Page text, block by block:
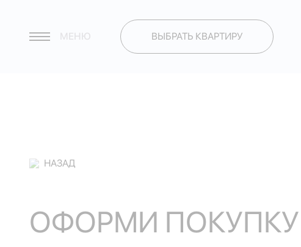
МЕНЮ ВЫБРАТЬ КВАРТИРУ
НАЗАД
ОФОРМИ ПОКУПКУ